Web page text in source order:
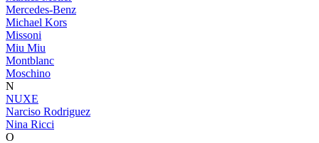
Mercedes-Benz
Michael Kors
Missoni
Miu Miu
Montblanc
Moschino
N
NUXE
Narciso Rodriguez
Nina Ricci
O